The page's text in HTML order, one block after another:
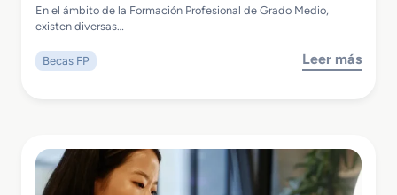
En el ámbito de la Formación Profesional de Grado Medio,
existen diversas…
Becas FP Leer más